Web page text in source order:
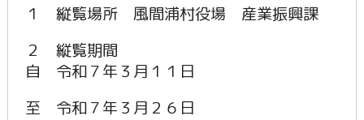
１ 縦覧場所 風間浦村役場 産業振興課
２ 縦覧期間
自 令和７年３月１１日
至 令和７年３月２６日